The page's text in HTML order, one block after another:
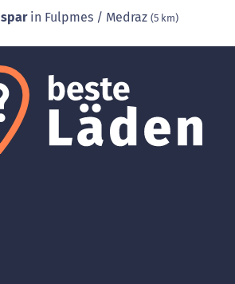
sparin Fulpmes / Medraz (5 km)